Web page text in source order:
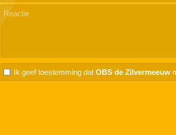
Ik geef toestemming dat OBS de Zilvermeeuw